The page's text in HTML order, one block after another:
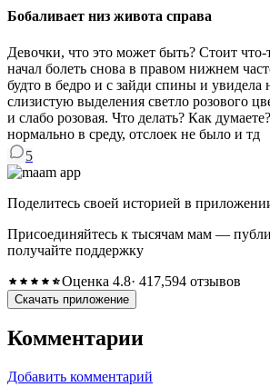
Бобаливает низ живота справа
Девочки, что это может быть? Стоит
начал болеть снова в правом нижнем
будто в бедро и с зайди спины и
слизистую выделения светло розового
и слабо розовая. Что делать? Как
нормально в среду, отслоек не было и тд
5
Поделитесь своей историей в
Присоединяйтесь к тысячам мам —
получайте поддержку
Оценка 4.8· 417,594 отзывов
Скачать приложение
Комментарии
Добавить комментарий